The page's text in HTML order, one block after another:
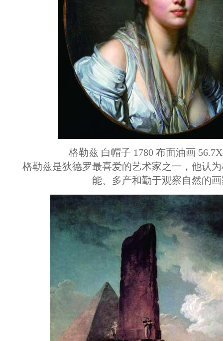
格勒兹 白帽子 1780 布面油画
格勒兹是狄德罗最喜爱的艺术家之一，他认
能、多产和勤于观察自然的